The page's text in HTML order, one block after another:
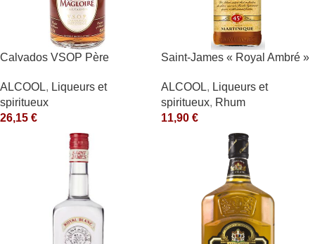
Calvados VSOP Père
ALCOOL, Liqueurs et
spiritueux
26,15 €
Saint-James « Royal Ambré »
ALCOOL, Liqueurs et
spiritueux, Rhum
11,90 €